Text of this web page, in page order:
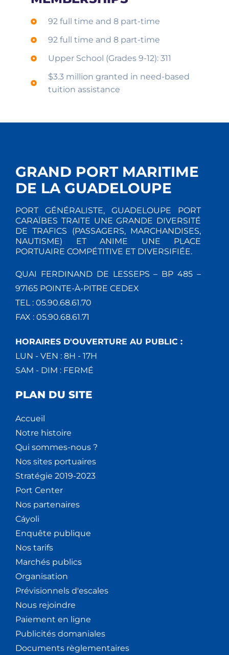
92 full time and 8 part-time
92 full time and 8 part-time
Upper School (Grades 9-12): 311
$3.3 million granted in need-based
tuition assistance
GRAND PORT MARITIME
DE LA GUADELOUPE
PORT GÉNÉRALISTE, GUADELOUPE PORT
CARAÏBES TRAITE UNE GRANDE DIVERSITÉ
DE TRAFICS (PASSAGERS, MARCHANDISES,
NAUTISME) ET ANIME UNE PLACE
PORTUAIRE COMPÉTITIVE ET DIVERSIFIÉE.
QUAI FERDINAND DE LESSEPS – BP 485 –
97165 POINTE-À-PITRE CEDEX
TEL : 05.90.68.61.70
FAX : 05.90.68.61.71
HORAIRES D'OUVERTURE AU PUBLIC :
LUN - VEN : 8H - 17H
SAM - DIM : FERMÉ
PLAN DU SITE
Accueil
Notre histoire
Qui sommes-nous ?
Nos sites portuaires
Stratégie 2019-2023
Port Center
Nos partenaires
Cáyoli
Enquête publique
Nos tarifs
Marchés publics
Organisation
Prévisionnels d'escales
Nous rejoindre
Paiement en ligne
Publicités domaniales
Documents règlementaires